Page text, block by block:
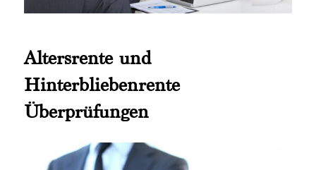
Altersrente und
Hinterbliebenrente
Überprüfungen